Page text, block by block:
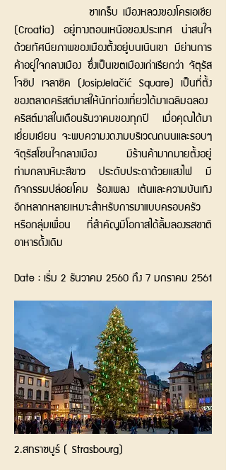
ซาเกร็บ เมืองหลวงของโครเอเชีย
(Croatia) อยู่ทางตอนเหนือของประเทศ น่าสนใจ
ด้วยทัศนียภาพของเมืองตั้งอยู่บนเนินเขา มีย่านการ
ค้าอยู่ใจกลางเมือง ซึ่งเป็นเขตเมืองเก่าเรียกว่า จัตุรัส
โจซิป เจลาซิค (JosipJelačić Square) เป็นที่ตั้ง
ของตลาดคริสต์มาสให้นักท่องเที่ยวได้มาเฉลิมฉลอง
คริสต์มาสในเดือนธันวาคมของทุกปี เมื่อคุณได้มา
เยี่ยมเยียน จะพบความงดงามบริเวณถนนและรอบๆ
จัตุรัสโซนใจกลางเมือง มีร้านค้ามากมายตั้งอยู่
ท่ามกลางหิมะสีขาว ประดับประดาด้วยแสงไฟ มี
กิจกรรมปล่อยโคม ร้องเพลง เต้นและความบันเทิง
อีกหลากหลายเหมาะสำหรับการมาแบบครอบครัว
หรือกลุ่มเพื่อน ที่สำคัญมีโอกาสได้ลิ้มลองรสชาติ
อาหารดั้งเดิม
Date : เริ่ม 2 ธันวาคม 2560 ถึง 7 มกราคม 2561
2.สทราซบูร์ ( Strasbourg)